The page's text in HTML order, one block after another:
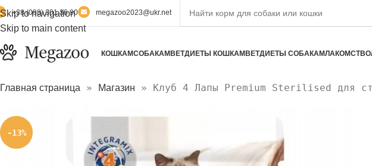
Skip to navigation
Skip to main content
+38 (098) 301 36 90 megazoo2023@ukr.net
КОШКАМСОБАКАМ ВЕТДИЕТЫ КОШКАМ ВЕТДИЕТЫ СОБАКАМЛАКОМСТВО
Главная страница » Магазин » Клуб 4 Лапы Premium Sterilised для
-13%